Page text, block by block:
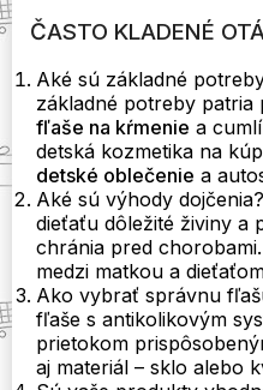
ČASTO KLADENÉ
Aké sú základné
základné potreby patria
fľaše na kŕmenie a
detská kozmetika na
detské oblečenie a
Aké sú výhody
dieťaťu dôležité živiny a
chránia pred
medzi matkou a
Ako vybrať správnu
fľaše s antikolikovým
prietokom
aj materiál – sklo alebo